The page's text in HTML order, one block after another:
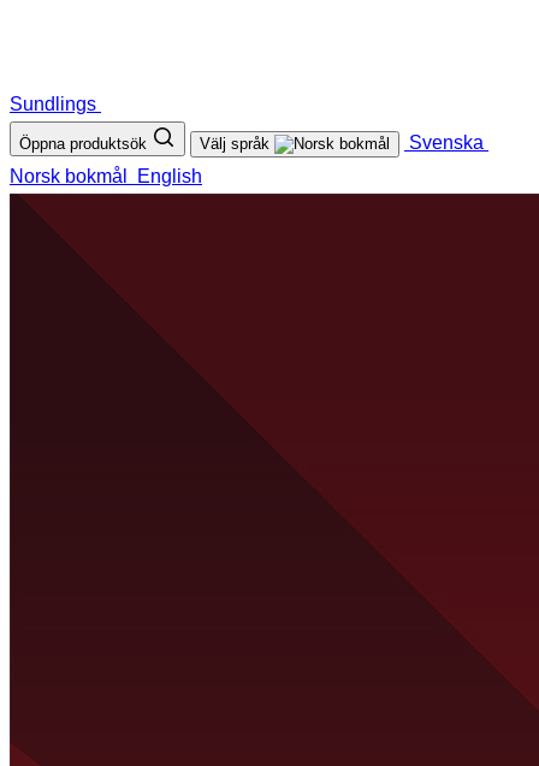
Sundlings
Öppna produktsök Välj språk
Svenska
Norsk bokmål
English